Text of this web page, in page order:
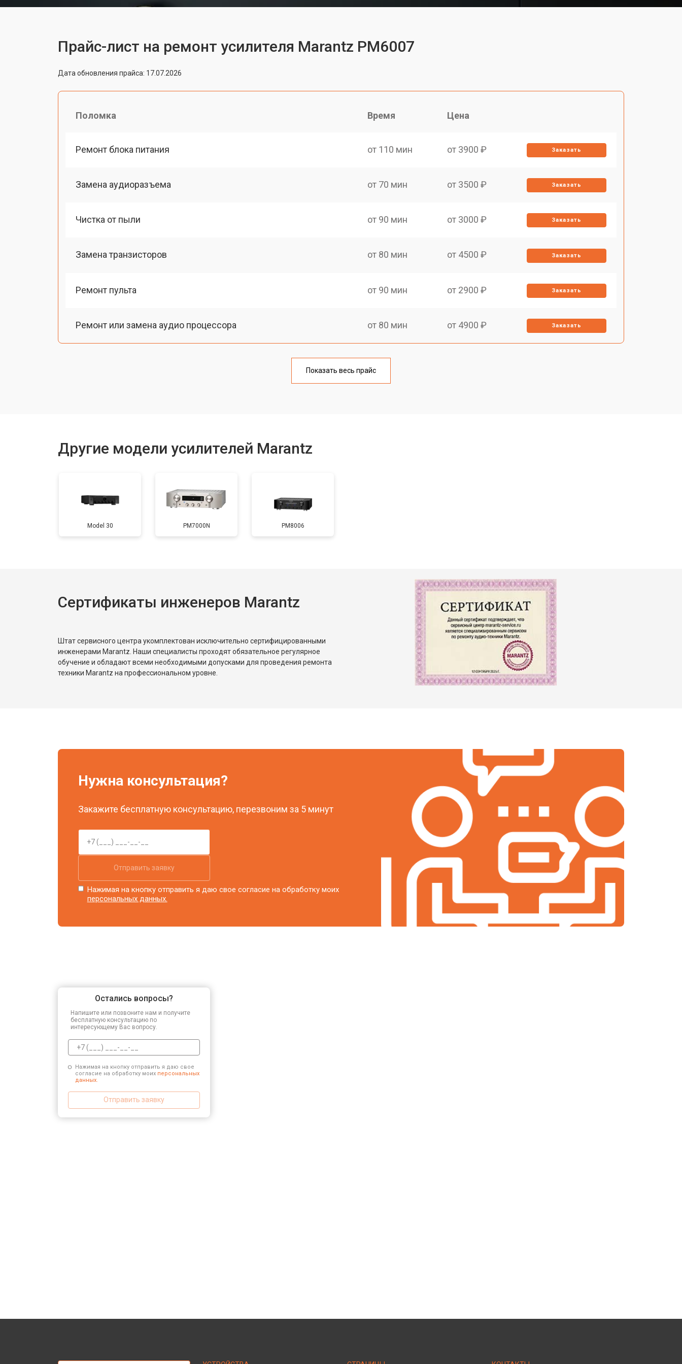
Прайс-лист на ремонт усилителя Marantz PM6007
Дата обновления прайса: 17.07.2026
Поломка Время Цена
Ремонт блока питания от 110 мин от 3900 ₽ Заказать
Замена аудиоразъема от 70 мин от 3500 ₽ Заказать
Чистка от пыли от 90 мин от 3000 ₽ Заказать
Замена транзисторов от 80 мин от 4500 ₽ Заказать
Ремонт пульта от 90 мин от 2900 ₽ Заказать
Ремонт или замена аудио процессора от 80 мин от 4900 ₽ Заказать
Показать весь прайс
Другие модели усилителей Marantz
Model 30 PM7000N PM8006
Сертификаты инженеров Marantz
Штат сервисного центра укомплектован исключительно сертифицированными
инженерами Marantz. Наши специалисты проходят обязательное регулярное
обучение и обладают всеми необходимыми допусками для проведения ремонта
техники Marantz на профессиональном уровне.
Нужна консультация?
Закажите бесплатную консультацию, перезвоним за 5 минут
Отправить заявку
Нажимая на кнопку отправить я даю свое согласие на обработку моих
персональных данных.
Остались вопросы?
Напишите или позвоните нам и получите
бесплатную консультацию по
интересующему Вас вопросу.
Нажимая на кнопку отправить я даю свое
согласие на обработку моих персональных
данных.
Отправить заявку